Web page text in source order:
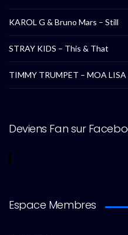
KAROL G & Bruno Mars – Still
STRAY KIDS – This & That
TIMMY TRUMPET – MOA LISA
Deviens Fan sur
Espace Membres